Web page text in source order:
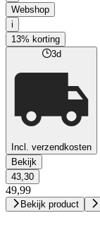
Webshop
i
13% korting
3d
Incl. verzendkosten
Bekijk
43,30
49,99
Bekijk product